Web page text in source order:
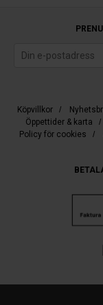
Köpvillkor /
Öppettider & karta
Policy för cookies /